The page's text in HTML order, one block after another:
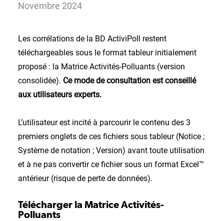
Novembre 2024
Les corrélations de la BD ActiviPoll restent
téléchargeables sous le format tableur initialement
proposé : la Matrice Activités-Polluants (version
consolidée). Ce mode de consultation est conseillé
aux utilisateurs experts.
L’utilisateur est incité à parcourir le contenu des 3
premiers onglets de ces fichiers sous tableur (Notice ;
Système de notation ; Version) avant toute utilisation
et à ne pas convertir ce fichier sous un format Excel™
antérieur (risque de perte de données).
Télécharger la Matrice Activités-
Polluants